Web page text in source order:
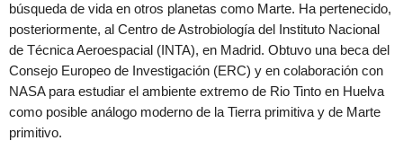
búsqueda de vida en otros planetas como Marte. Ha pertenecido,
posteriormente, al Centro de Astrobiología del Instituto Nacional
de Técnica Aeroespacial (INTA), en Madrid. Obtuvo una beca del
Consejo Europeo de Investigación (ERC) y en colaboración con
NASA para estudiar el ambiente extremo de Rio Tinto en Huelva
como posible análogo moderno de la Tierra primitiva y de Marte
primitivo.